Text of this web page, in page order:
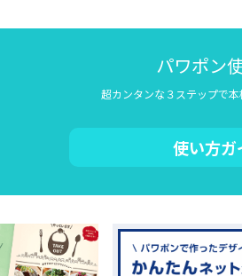
パワポン
超カンタンな３ステップで
使い方ガ